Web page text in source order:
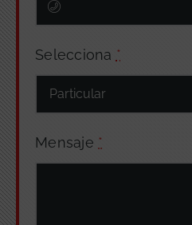
Selecciona *
Mensaje *